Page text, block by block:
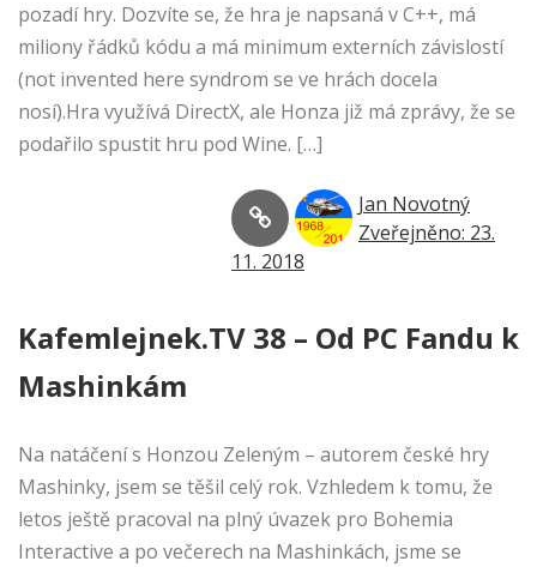
pozadí hry. Dozvíte se, že hra je napsaná v C++, má
miliony řádků kódu a má minimum externích závislostí
(not invented here syndrom se ve hrách docela
nosí).Hra využívá DirectX, ale Honza již má zprávy, že se
podařilo spustit hru pod Wine. […]
Jan Novotný
Zveřejněno: 23.
11. 2018
Kafemlejnek.TV 38 – Od PC Fandu k
Mashinkám
Na natáčení s Honzou Zeleným – autorem české hry
Mashinky, jsem se těšil celý rok. Vzhledem k tomu, že
letos ještě pracoval na plný úvazek pro Bohemia
Interactive a po večerech na Mashinkách, jsme se